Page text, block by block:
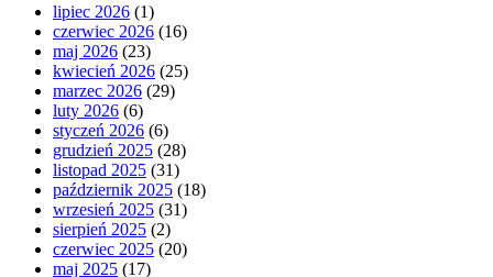
lipiec 2026 (1)
czerwiec 2026 (16)
maj 2026 (23)
kwiecień 2026 (25)
marzec 2026 (29)
luty 2026 (6)
styczeń 2026 (6)
grudzień 2025 (28)
listopad 2025 (31)
październik 2025 (18)
wrzesień 2025 (31)
sierpień 2025 (2)
czerwiec 2025 (20)
maj 2025 (17)